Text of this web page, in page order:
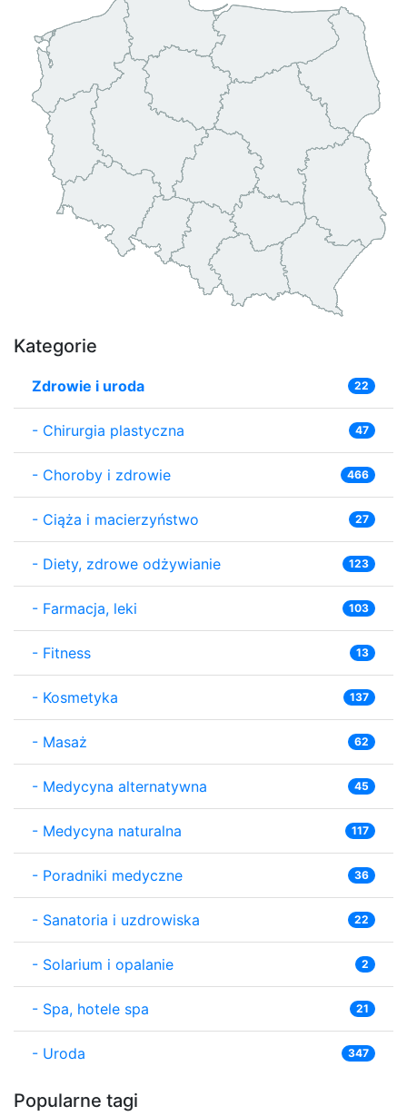
Kategorie
Zdrowie i uroda 22
- Chirurgia plastyczna 47
- Choroby i zdrowie 466
- Ciąża i macierzyństwo 27
- Diety, zdrowe odżywianie 123
- Farmacja, leki 103
- Fitness 13
- Kosmetyka 137
- Masaż 62
- Medycyna alternatywna 45
- Medycyna naturalna 117
- Poradniki medyczne 36
- Sanatoria i uzdrowiska 22
- Solarium i opalanie 2
- Spa, hotele spa 21
- Uroda 347
Popularne tagi